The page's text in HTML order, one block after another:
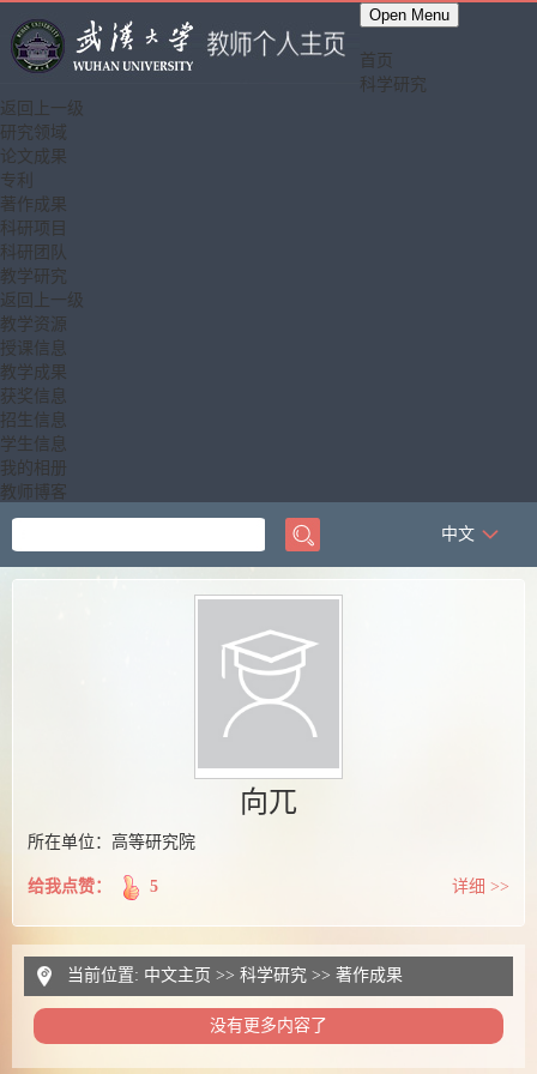
Open Menu
首页
科学研究
返回上一级
研究领域
论文成果
专利
著作成果
科研项目
科研团队
教学研究
返回上一级
教学资源
授课信息
教学成果
获奖信息
招生信息
学生信息
我的相册
教师博客
中文
向兀
所在单位：高等研究院
给我点赞： 5 详细 >>
当前位置: 中文主页 >> 科学研究 >> 著作成果
没有更多内容了